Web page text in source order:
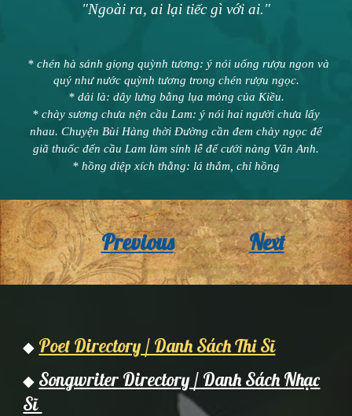
"Ngoài ra, ai lại tiếc gì với ai."
* chén hà sánh giọng quỳnh tương: ý nói uống rượu ngon và
quý như nước quỳnh tương trong chén rượu ngọc.
* dải là: dây lưng bằng lụa mỏng của Kiều.
* chày sương chưa nện cầu Lam: ý nói hai người chưa lấy
nhau. Chuyện Bùi Hàng thời Đường cần đem chày ngọc để
giã thuốc đến cầu Lam làm sính lễ để cưới nàng Vân Anh.
* hồng diệp xích thằng: lá thắm, chỉ hồng
Previous Next
◆ Poet Directory / Danh Sách Thi Sĩ
◆ Songwriter Directory / Danh Sách Nhạc
Sĩ